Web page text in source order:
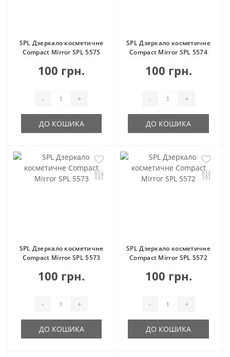
SPL Дзеркало косметичне
Compact Mirror SPL 5575
100 грн.
- +
ДО КОШИКА
SPL Дзеркало косметичне
Compact Mirror SPL 5574
100 грн.
- +
ДО КОШИКА
SPL Дзеркало косметичне
Compact Mirror SPL 5573
100 грн.
- +
ДО КОШИКА
SPL Дзеркало косметичне
Compact Mirror SPL 5572
100 грн.
- +
ДО КОШИКА